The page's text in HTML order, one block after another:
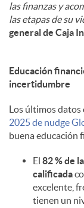
las finanzas y
las etapas de su
general de Caja
Educación
incertidumbre
Los últimos datos
2025 de nudge
buena educación
El 82 % de
calificada
excelente,
tienen un